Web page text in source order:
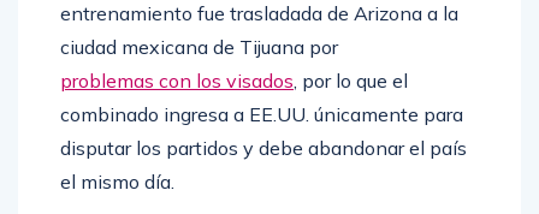
entrenamiento fue trasladada de Arizona a la
ciudad mexicana de Tijuana por
problemas con los visados, por lo que el
combinado ingresa a EE.UU. únicamente para
disputar los partidos y debe abandonar el país
el mismo día.